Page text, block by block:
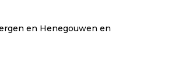
en Henegouwen en